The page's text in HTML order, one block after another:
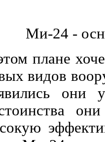
Ми-24 -
плане
видов
они